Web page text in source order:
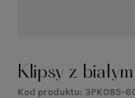
Klipsy z
Kod produktu: 3PK085-